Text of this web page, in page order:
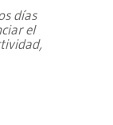
días
el